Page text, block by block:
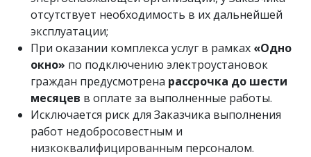
отсутствует необходимость в их дальнейшей
эксплуатации;
При оказании комплекса услуг в рамках «Одно
окно» по подключению электроустановок
граждан предусмотрена рассрочка до шести
месяцев в оплате за выполненные работы.
Исключается риск для Заказчика выполнения
работ недобросовестным и
низкоквалифицированным персоналом.